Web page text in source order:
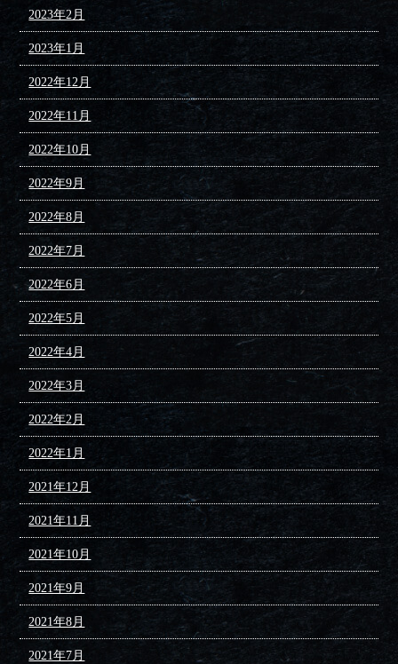
2023年2月
2023年1月
2022年12月
2022年11月
2022年10月
2022年9月
2022年8月
2022年7月
2022年6月
2022年5月
2022年4月
2022年3月
2022年2月
2022年1月
2021年12月
2021年11月
2021年10月
2021年9月
2021年8月
2021年7月